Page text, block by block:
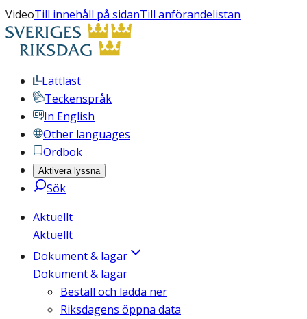
VideoTill innehåll på sidanTill anförandelistan
Lättläst
Teckenspråk
In English
Other languages
Ordbok
Aktivera lyssna
Sök
Aktuellt
Aktuellt
Dokument & lagar
Dokument & lagar
Beställ och ladda ner
Riksdagens öppna data